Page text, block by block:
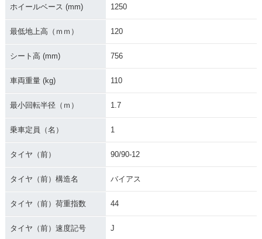
ホイールベース (mm) 1250
最低地上高（ｍｍ） 120
シート高 (mm) 756
車両重量 (kg) 110
最小回転半径（ｍ） 1.7
乗車定員（名） 1
タイヤ（前） 90/90-12
タイヤ（前）構造名 バイアス
タイヤ（前）荷重指数 44
タイヤ（前）速度記号 J